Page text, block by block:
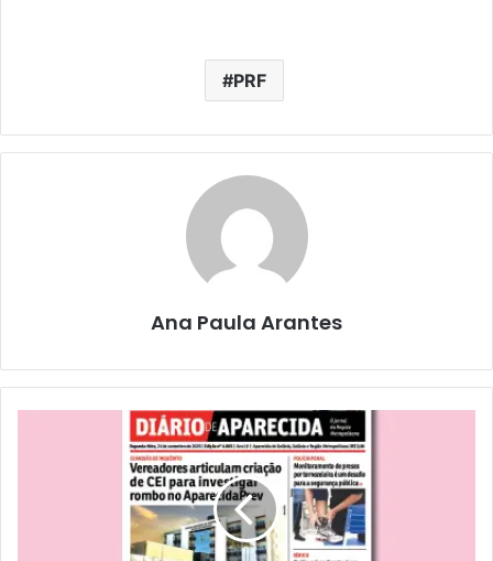
PRF
Ana Paula Arantes